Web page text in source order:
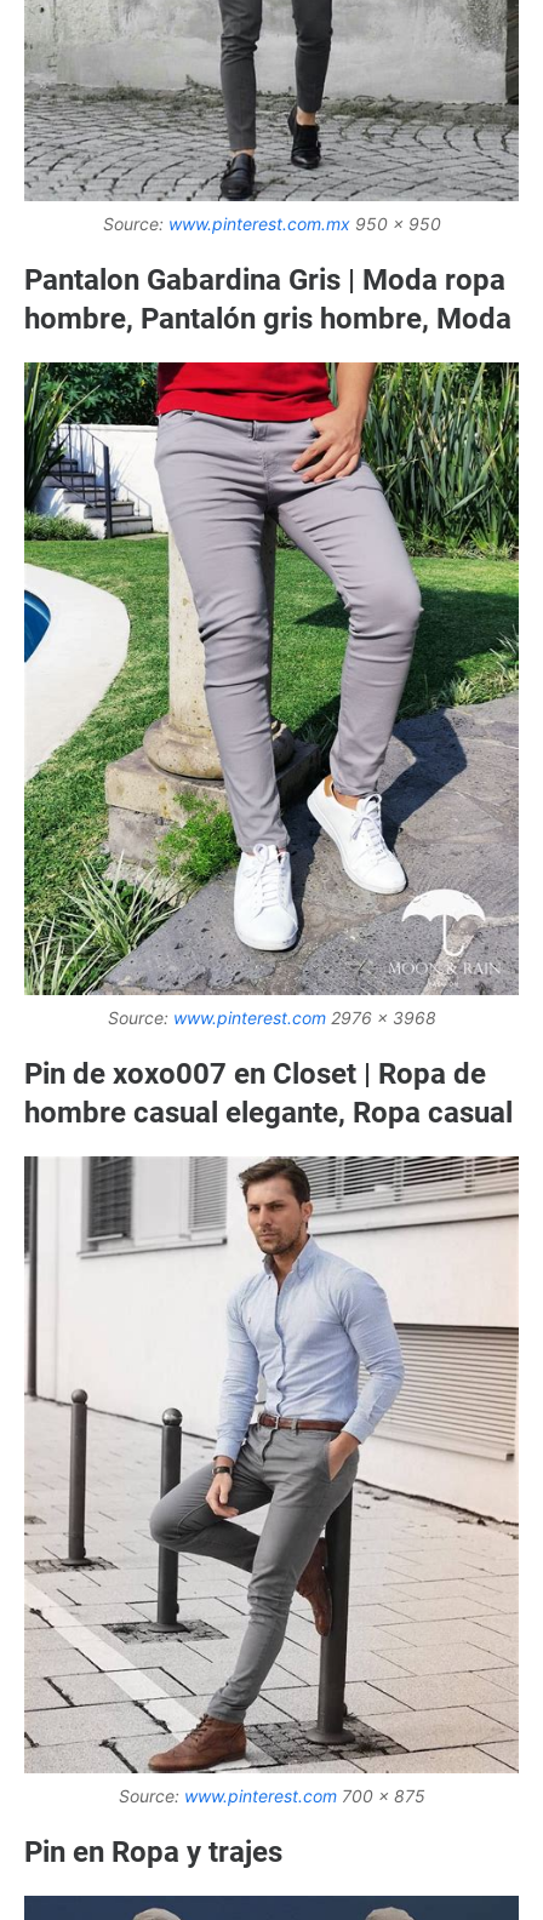
Source: www.pinterest.com.mx950 x 950
Pantalon Gabardina Gris | Moda ropa
hombre, Pantalón gris hombre, Moda
Source: www.pinterest.com2976 x 3968
Pin de xoxo007 en Closet | Ropa de
hombre casual elegante, Ropa casual
Source: www.pinterest.com700 x 875
Pin en Ropa y trajes